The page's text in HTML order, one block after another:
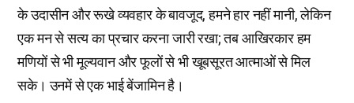
के उदासीन और रूखे व्यवहार के बावजूद, हमने हार नहीं मानी, लेकिन
एक मन से सत्य का प्रचार करना जारी रखा; तब आखिरकार हम
मणियों से भी मूल्यवान और फूलों से भी खूबसूरत आत्माओं से मिल
सके। उनमें से एक भाई बेंजामिन है।